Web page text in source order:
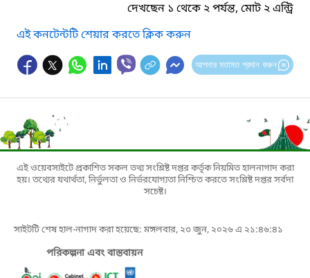
দেখছেন ১ থেকে ২ পর্যন্ত, মোট ২ এন্ট্রি
এই কনটেন্টটি শেয়ার করতে ক্লিক করুন
আপনার মতামত প্রদান করুন
এই ওয়েবসাইটে প্রকাশিত সকল তথ্য সংশ্লিষ্ট দপ্তর কর্তৃক নিয়মিত হালনাগাদ করা
হয়। তথ্যের যথার্থতা, নির্ভুলতা ও নির্ভরযোগ্যতা নিশ্চিত করতে সংশ্লিষ্ট দপ্তর সর্বদা
সচেষ্ট।
সাইটটি শেষ হাল-নাগাদ করা হয়েছে: মঙ্গলবার, ২৩ জুন, ২০২৬ এ ২১:৪৬:৪১
পরিকল্পনা এবং বাস্তবায়ন